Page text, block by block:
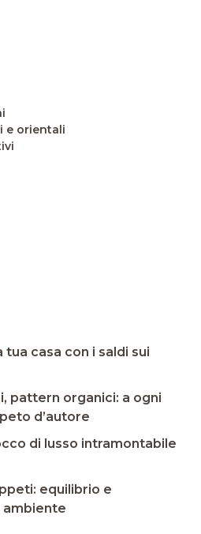
e orientali
tua casa con i saldi sui
pattern organici: a ogni
d’autore
di lusso intramontabile
equilibrio e
ambiente